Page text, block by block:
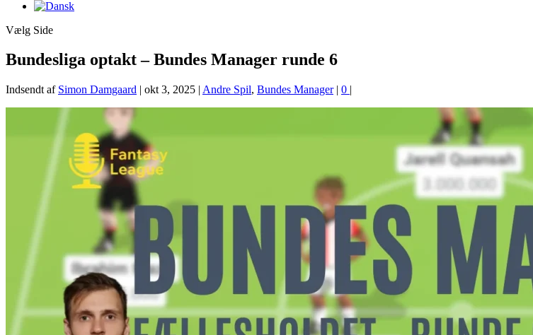
Vælg Side
Bundesliga optakt – Bundes Manager runde 6
Indsendt af Simon Damgaard | okt 3, 2025 | Andre Spil, Bundes Manager| 0 |